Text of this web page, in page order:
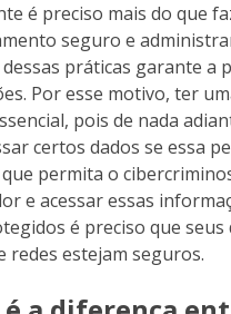
é preciso mais do que
seguro e
práticas garante a
Por esse motivo, ter
pois de nada
certos dados se essa
permita o
e acessar essas
é preciso que seus
redes estejam seguros.